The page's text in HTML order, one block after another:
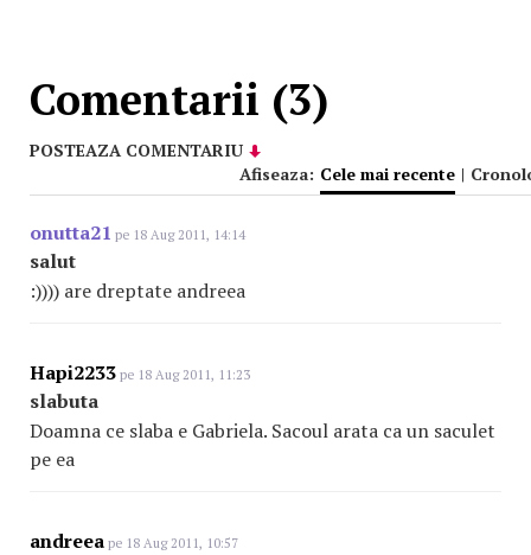
Comentarii (3)
POSTEAZA COMENTARIU
Afiseaza: Cele mai recente |
onutta21 pe 18 Aug 2011, 14:14
salut
:)))) are dreptate andreea
Hapi2233 pe 18 Aug 2011, 11:23
slabuta
Doamna ce slaba e Gabriela. Sacoul arata ca un saculet
pe ea
andreea pe 18 Aug 2011, 10:57